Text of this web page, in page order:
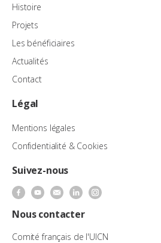
Histoire
Projets
Les bénéficiaires
Actualités
Contact
Légal
Mentions légales
Confidentialité & Cookies
Suivez-nous
Nous contacter
Comité français de l'UICN